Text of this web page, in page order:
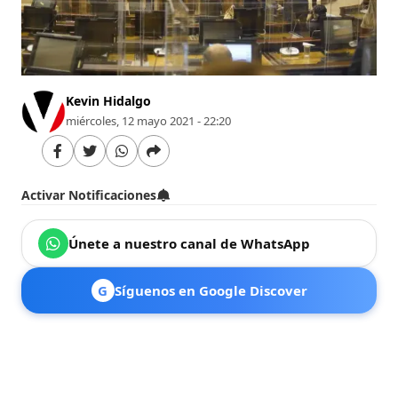
Kevin Hidalgo
miércoles, 12 mayo 2021 - 22:20
Activar Notificaciones
Únete a nuestro canal de WhatsApp
G Síguenos en Google Discover